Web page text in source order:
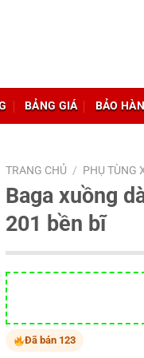
BẢNG GIÁ BẢO
TRANG CHỦ / PHỤ TÙNG
Baga xuồng
201 bền bĩ
Đã bán 123